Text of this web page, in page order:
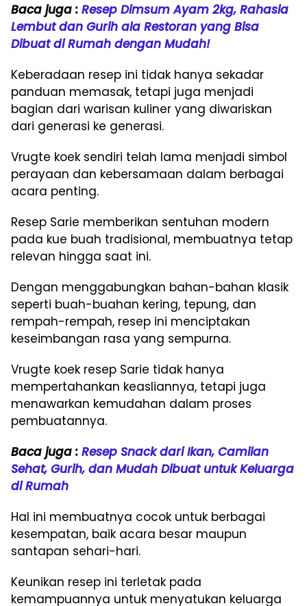
Baca juga : Resep Dimsum Ayam 2kg, Rahasia
Lembut dan Gurih ala Restoran yang Bisa
Dibuat di Rumah dengan Mudah!
Keberadaan resep ini tidak hanya sekadar
panduan memasak, tetapi juga menjadi
bagian dari warisan kuliner yang diwariskan
dari generasi ke generasi.
Vrugte koek sendiri telah lama menjadi simbol
perayaan dan kebersamaan dalam berbagai
acara penting.
Resep Sarie memberikan sentuhan modern
pada kue buah tradisional, membuatnya tetap
relevan hingga saat ini.
Dengan menggabungkan bahan-bahan klasik
seperti buah-buahan kering, tepung, dan
rempah-rempah, resep ini menciptakan
keseimbangan rasa yang sempurna.
Vrugte koek resep Sarie tidak hanya
mempertahankan keasliannya, tetapi juga
menawarkan kemudahan dalam proses
pembuatannya.
Baca juga : Resep Snack dari Ikan, Camilan
Sehat, Gurih, dan Mudah Dibuat untuk Keluarga
di Rumah
Hal ini membuatnya cocok untuk berbagai
kesempatan, baik acara besar maupun
santapan sehari-hari.
Keunikan resep ini terletak pada
kemampuannya untuk menyatukan keluarga